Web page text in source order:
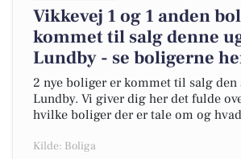
Vikkevej 1 og 1 anden
kommet til salg denne
Lundby - se boligerne
2 nye boliger er kommet til salg den
Lundby. Vi giver dig her det fulde
hvilke boliger der er tale om og
Kilde: Boliga